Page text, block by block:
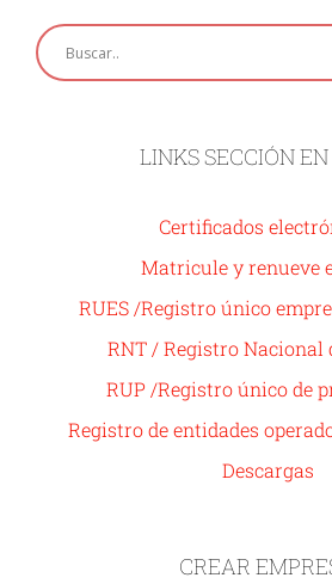
LINKS SECCIÓN
Certificados
Matricule y renueve
RUES /Registro único
RNT / Registro Nacional
RUP /Registro único de
Registro de entidades
Descargas
CREAR